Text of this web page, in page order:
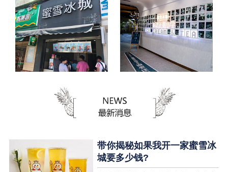
带你揭秘如果我开一家蜜雪冰
城要多少钱?